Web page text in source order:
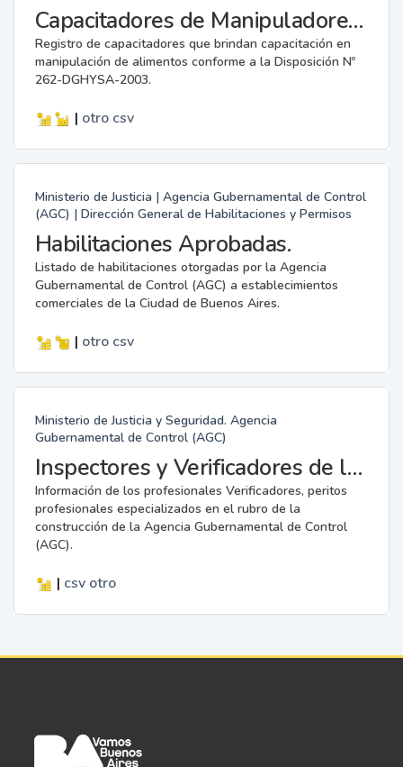
Capacitadores de Manipuladores de Alimentos.
Registro de capacitadores que brindan capacitación en
manipulación de alimentos conforme a la Disposición Nº
262-DGHYSA-2003.
| otro csv
Ministerio de Justicia | Agencia Gubernamental de Control
(AGC) | Dirección General de Habilitaciones y Permisos
Habilitaciones Aprobadas.
Listado de habilitaciones otorgadas por la Agencia
Gubernamental de Control (AGC) a establecimientos
comerciales de la Ciudad de Buenos Aires.
| otro csv
Ministerio de Justicia y Seguridad. Agencia
Gubernamental de Control (AGC)
Inspectores y Verificadores de la AGC
Información de los profesionales Verificadores, peritos
profesionales especializados en el rubro de la
construcción de la Agencia Gubernamental de Control
(AGC).
| csv otro